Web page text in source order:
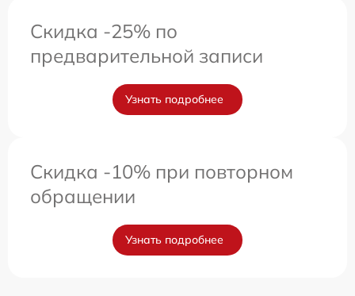
Скидка -25% по
предварительной записи
Узнать подробнее
Скидка -10% при повторном
обращении
Узнать подробнее